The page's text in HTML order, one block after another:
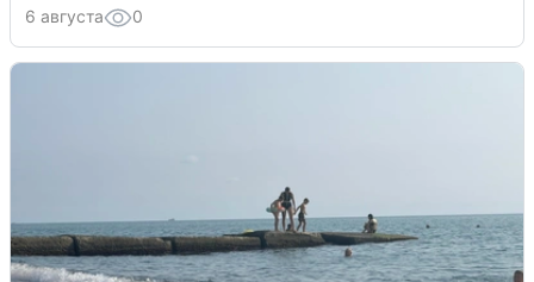
6 августа 0